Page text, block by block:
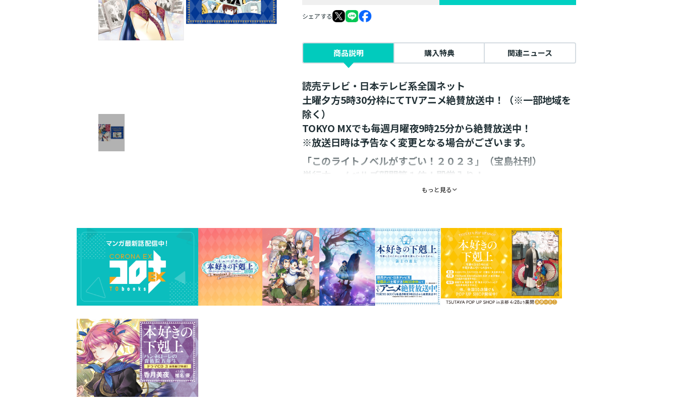
シェアする
商品説明 購入特典 関連ニュース
読売テレビ・日本テレビ系全国ネット
土曜夕方5時30分枠にてTVアニメ絶賛放送中！（※一部地域を
除く）
TOKYO MXでも毎週月曜夜9時25分から絶賛放送中！
※放送日時は予告なく変更となる場合がございます。
「このライトノベルがすごい！２０２３」（宝島社刊）
単行本・ノベルズ部門第１位！殿堂入り！
シリーズ累計１１００万部突破！（電子書籍を含む）
＜フレークシール＞
コミックスイラストを使用した、ポップで可愛いフレークシー
ル！
＜コミックス情報＞
想定外のことを起こすローゼマインに、エーレンフェストへの帰還命令が
もっと見る